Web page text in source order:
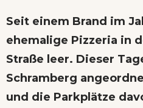
Seit einem Brand im
ehemalige Pizzeria in
Straße leer. Dieser
Schramberg
und die Parkplätze